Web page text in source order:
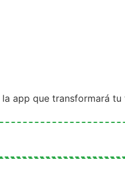
app que transformará